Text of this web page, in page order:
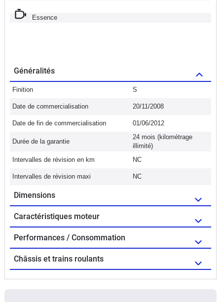
Essence
Généralités
Finition S
Date de commercialisation 20/11/2008
Date de fin de commercialisation 01/06/2012
Durée de la garantie
24 mois (kilométrage
illimité)
Intervalles de révision en km
NC
Intervalles de révision maxi NC
Dimensions
Caractéristiques moteur
Performances / Consommation
Châssis et trains roulants